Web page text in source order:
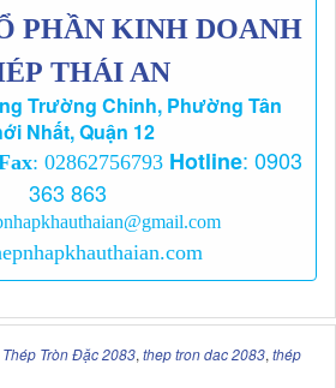
PHẦN KINH DOANH
THÁI AN
Trường Chinh, Phường Tân
Nhất, Quận 12
: 02862756793 Hotline: 0903
363 863
Thép Tròn Đặc 2083, thep tron dac 2083, thép